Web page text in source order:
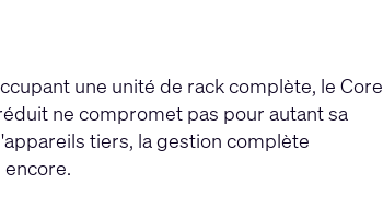
une unité de rack complète, le Core
ne compromet pas pour autant sa
tiers, la gestion complète